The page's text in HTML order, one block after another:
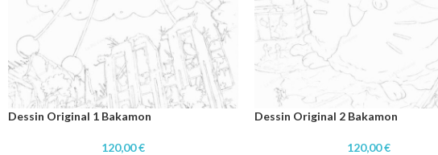
Dessin Original 1 Bakamon
120,00€
Dessin Original 2 Bakamon
120,00€